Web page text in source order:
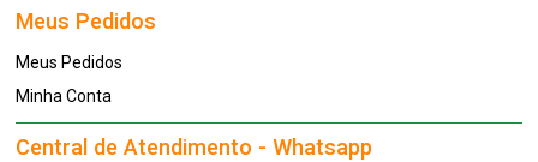
Meus Pedidos
Meus Pedidos
Minha Conta
Central de Atendimento - Whatsapp